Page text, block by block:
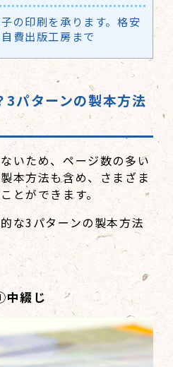
の印刷を承ります。格安
費出版工房まで
3パターンの製本方法
いため、ページ数の多い
本方法も含め、さまざま
とができます。
な3パターンの製本方法
中綴じ